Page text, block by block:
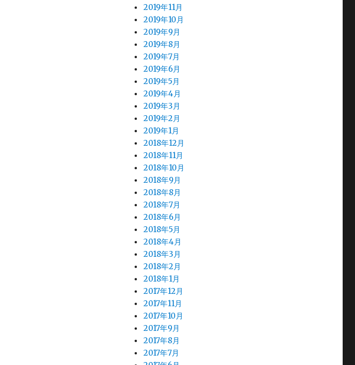
2019年11月
2019年10月
2019年9月
2019年8月
2019年7月
2019年6月
2019年5月
2019年4月
2019年3月
2019年2月
2019年1月
2018年12月
2018年11月
2018年10月
2018年9月
2018年8月
2018年7月
2018年6月
2018年5月
2018年4月
2018年3月
2018年2月
2018年1月
2017年12月
2017年11月
2017年10月
2017年9月
2017年8月
2017年7月